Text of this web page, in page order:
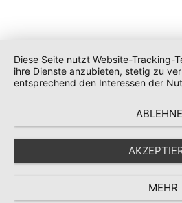
Diese Seite nutzt Website-Tracking-
ihre Dienste anzubieten, stetig zu
entsprechend den Interessen der
MEHR